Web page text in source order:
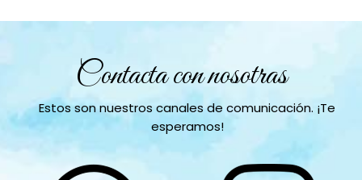
Contacta con nosotras
Estos son nuestros canales de comunicación. ¡Te
esperamos!